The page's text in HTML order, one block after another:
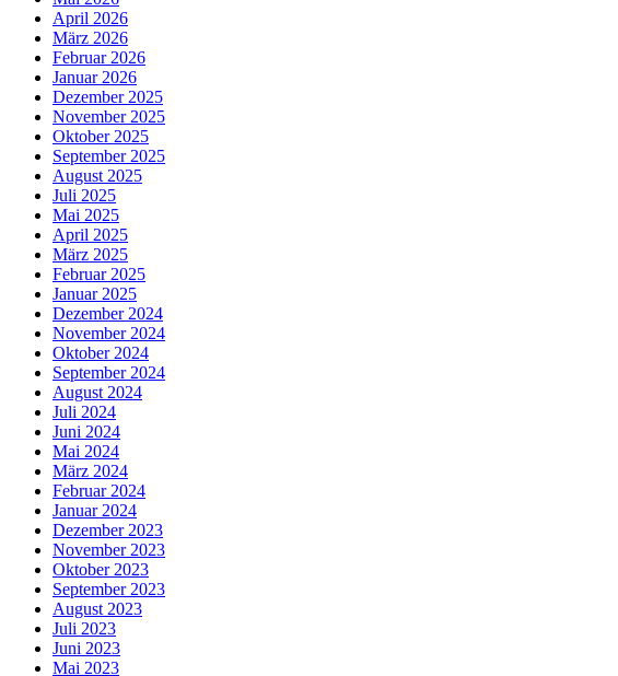
April 2026
März 2026
Februar 2026
Januar 2026
Dezember 2025
November 2025
Oktober 2025
September 2025
August 2025
Juli 2025
Mai 2025
April 2025
März 2025
Februar 2025
Januar 2025
Dezember 2024
November 2024
Oktober 2024
September 2024
August 2024
Juli 2024
Juni 2024
Mai 2024
März 2024
Februar 2024
Januar 2024
Dezember 2023
November 2023
Oktober 2023
September 2023
August 2023
Juli 2023
Juni 2023
Mai 2023